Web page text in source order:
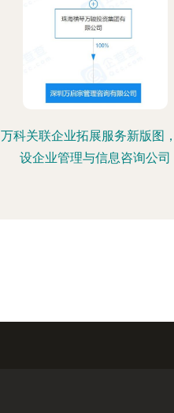
万科关联企业拓展服务新版图
设企业管理与信息咨询公司